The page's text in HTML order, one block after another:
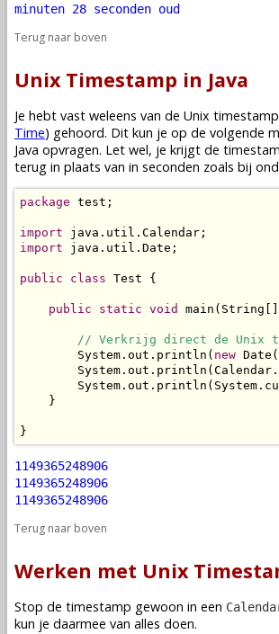
minuten 28 seconden oud
Terug naar boven
Unix Timestamp in Java
Je hebt vast weleens van de Unix
Time) gehoord. Dit kun je op de volgende
Java opvragen. Let wel, je krijgt de
terug in plaats van in seconden zoals bij
package test;
import
import java.util.Date;
public class Test {
public static void
// Verkrijg direct de Unix
        System.out.println(
new
    }
}
1149365248906
1149365248906
1149365248906
Terug naar boven
Werken met Unix
Stop de timestamp gewoon in een
kun je daarmee van alles doen.